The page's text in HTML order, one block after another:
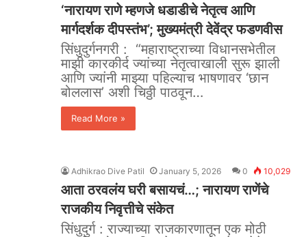
‘नारायण राणे म्हणजे धडाडीचे नेतृत्व आणि
मार्गदर्शक दीपस्तंभ’; मुख्यमंत्री देवेंद्र फडणवीस
सिंधुदुर्गनगरी : “महाराष्ट्राच्या विधानसभेतील
माझी कारकीर्द ज्यांच्या नेतृत्वाखाली सुरू झाली
आणि ज्यांनी माझ्या पहिल्याच भाषणावर ‘छान
बोललास’ अशी चिठ्ठी पाठवून…
Read More »
Adhikrao Dive Patil January 5, 2026 0 10,029
आता ठरवलंय घरी बसायचं…; नारायण राणेंचे
राजकीय निवृत्तीचे संकेत
सिंधुदुर्ग : राज्याच्या राजकारणातून एक मोठी